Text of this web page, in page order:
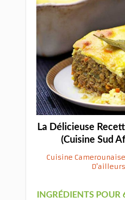
La Délicieuse
(Cuisine Sud
Cuisine
D'ailleurs
INGRÉDIENTS POUR